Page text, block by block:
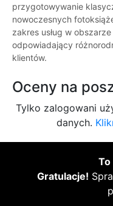
przygotowywanie
nowoczesnych
zakres usług w
odpowiadający
klientów.
Oceny na
Tylko zalogowani
danych.
To
Gratulacje!